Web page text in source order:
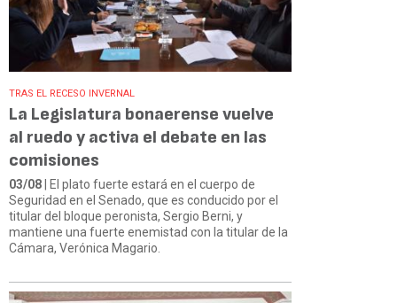
TRAS EL RECESO INVERNAL
La Legislatura bonaerense vuelve
al ruedo y activa el debate en las
comisiones
03/08 | El plato fuerte estará en el cuerpo de
Seguridad en el Senado, que es conducido por el
titular del bloque peronista, Sergio Berni, y
mantiene una fuerte enemistad con la titular de la
Cámara, Verónica Magario.